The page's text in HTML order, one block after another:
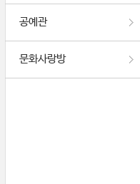
공예관
문화사랑방